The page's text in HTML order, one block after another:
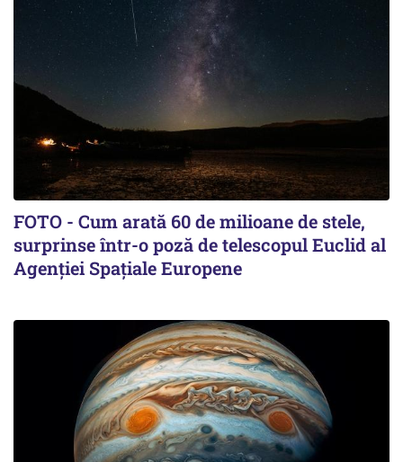
FOTO - Cum arată 60 de milioane de stele,
surprinse într-o poză de telescopul Euclid al
Agenției Spațiale Europene